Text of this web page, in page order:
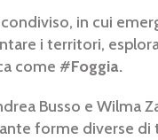
in cui
i territori,
come #Foggia.
Busso e Wilma
forme diverse di